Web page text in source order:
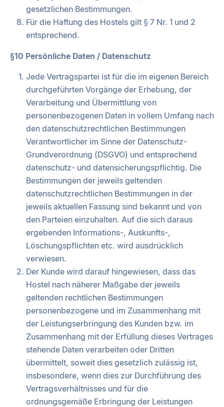
gesetzlichen Bestimmungen.
Für die Haftung des Hostels gilt § 7 Nr. 1 und 2
entsprechend.
§10 Persönliche Daten / Datenschutz
Jede Vertragspartei ist für die im eigenen Bereich
durchgeführten Vorgänge der Erhebung, der
Verarbeitung und Übermittlung von
personenbezogenen Daten in vollem Umfang nach
den datenschutzrechtlichen Bestimmungen
Verantwortlicher im Sinne der Datenschutz-
Grundverordnung (DSGVO) und entsprechend
datenschutz- und datensicherungspflichtig. Die
Bestimmungen der jeweils geltenden
datenschutzrechtlichen Bestimmungen in der
jeweils aktuellen Fassung sind bekannt und von
den Parteien einzuhalten. Auf die sich daraus
ergebenden Informations-, Auskunfts-,
Löschungspflichten etc. wird ausdrücklich
verwiesen.
Der Kunde wird darauf hingewiesen, dass das
Hostel nach näherer Maßgabe der jeweils
geltenden rechtlichen Bestimmungen
personenbezogene und im Zusammenhang mit
der Leistungserbringung des Kunden bzw. im
Zusammenhang mit der Erfüllung dieses Vertrages
stehende Daten verarbeiten oder Dritten
übermittelt, soweit dies gesetzlich zulässig ist,
insbesondere, wenn dies zur Durchführung des
Vertragsverhältnisses und für die
ordnungsgemäße Erbringung der Leistungen